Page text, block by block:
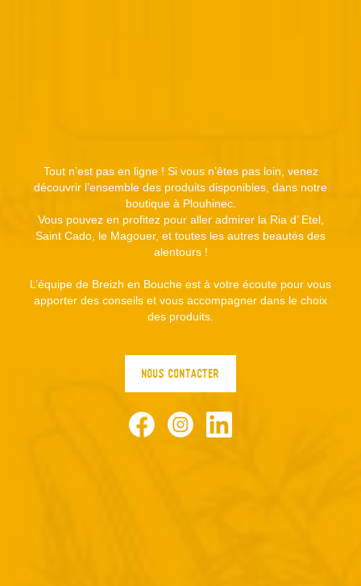
Tout n’est pas en ligne ! Si vous n’êtes pas loin, venez
découvrir l’ensemble des produits disponibles, dans notre
boutique à Plouhinec.
Vous pouvez en profitez pour aller admirer la Ria d’ Etel,
Saint Cado, le Magouer, et toutes les autres beautés des
alentours !
L’équipe de Breizh en Bouche est à votre écoute pour vous
apporter des conseils et vous accompagner dans le choix
des produits.
NOUS CONTACTER
FacebookInstagram